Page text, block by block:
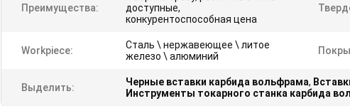
Преимущества:
доступные,
конкурентоспособная цена
Workpiece:
Сталь \ нержавеющее \ литое
железо \ алюминий
Выделить: Черные вставки карбида вольфрама,
Инструменты токарного станка карбида